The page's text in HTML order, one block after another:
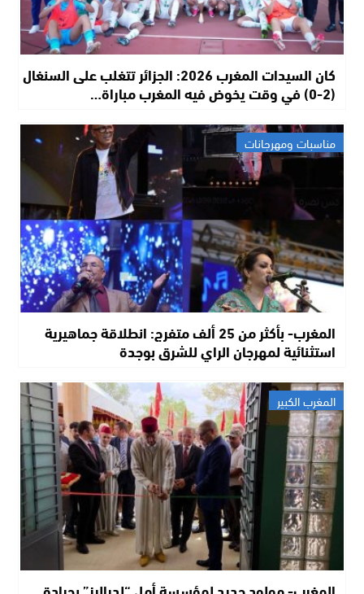
كان السيدات المغرب 2026: الجزائر تتغلب على السنغال
(2-0) في وقت يخوض فيه المغرب مباراة…
مناسبات ومهرجانات
المغرب- بأكثر من 25 ألف متفرج: انطلاقة جماهيرية
استثنائية لمهرجان الراي للشرق بوجدة
المغرب الكبير